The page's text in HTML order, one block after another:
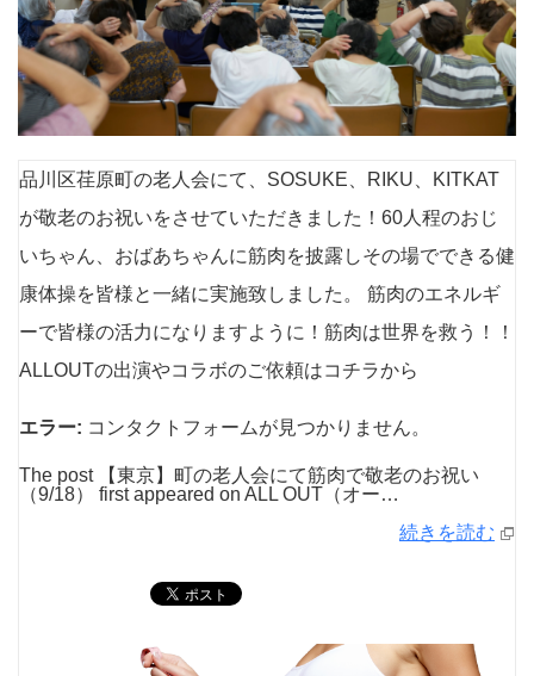
品川区荏原町の老人会にて、SOSUKE、RIKU、KITKAT
が敬老のお祝いをさせていただきました！60人程のおじ
いちゃん、おばあちゃんに筋肉を披露しその場でできる健
康体操を皆様と一緒に実施致しました。 筋肉のエネルギ
ーで皆様の活力になりますように！筋肉は世界を救う！！
ALLOUTの出演やコラボのご依頼はコチラから
エラー: コンタクトフォームが見つかりません。
The post 【東京】町の老人会にて筋肉で敬老のお祝い
（9/18） first appeared on ALL OUT（オー…
続きを読む